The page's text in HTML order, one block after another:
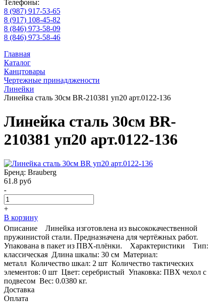
Телефоны:
8 (987) 917-53-65
8 (917) 108-45-82
8 (846) 973-58-09
8 (846) 973-58-46
Главная
Каталог
Канцтовары
Чертежные принадлжености
Линейки
Линейка сталь 30см BR-210381 уп20 арт.0122-136
Линейка сталь 30см BR-
210381 уп20 арт.0122-136
Бренд: Brauberg
61.8 руб
-
+
В корзину
Описание Линейка изготовлена из высококачественной
пружинистой стали. Предназначена для чертёжных работ.
Упакована в пакет из ПВХ-плёнки. Характеристики Тип:
классическая Длина шкалы: 30 см Материал:
металл Количество шкал: 2 шт Количество тактических
элементов: 0 шт Цвет: серебристый Упаковка: ПВХ чехол с
подвесом Вес: 0.0380 кг.
Доставка
Оплата